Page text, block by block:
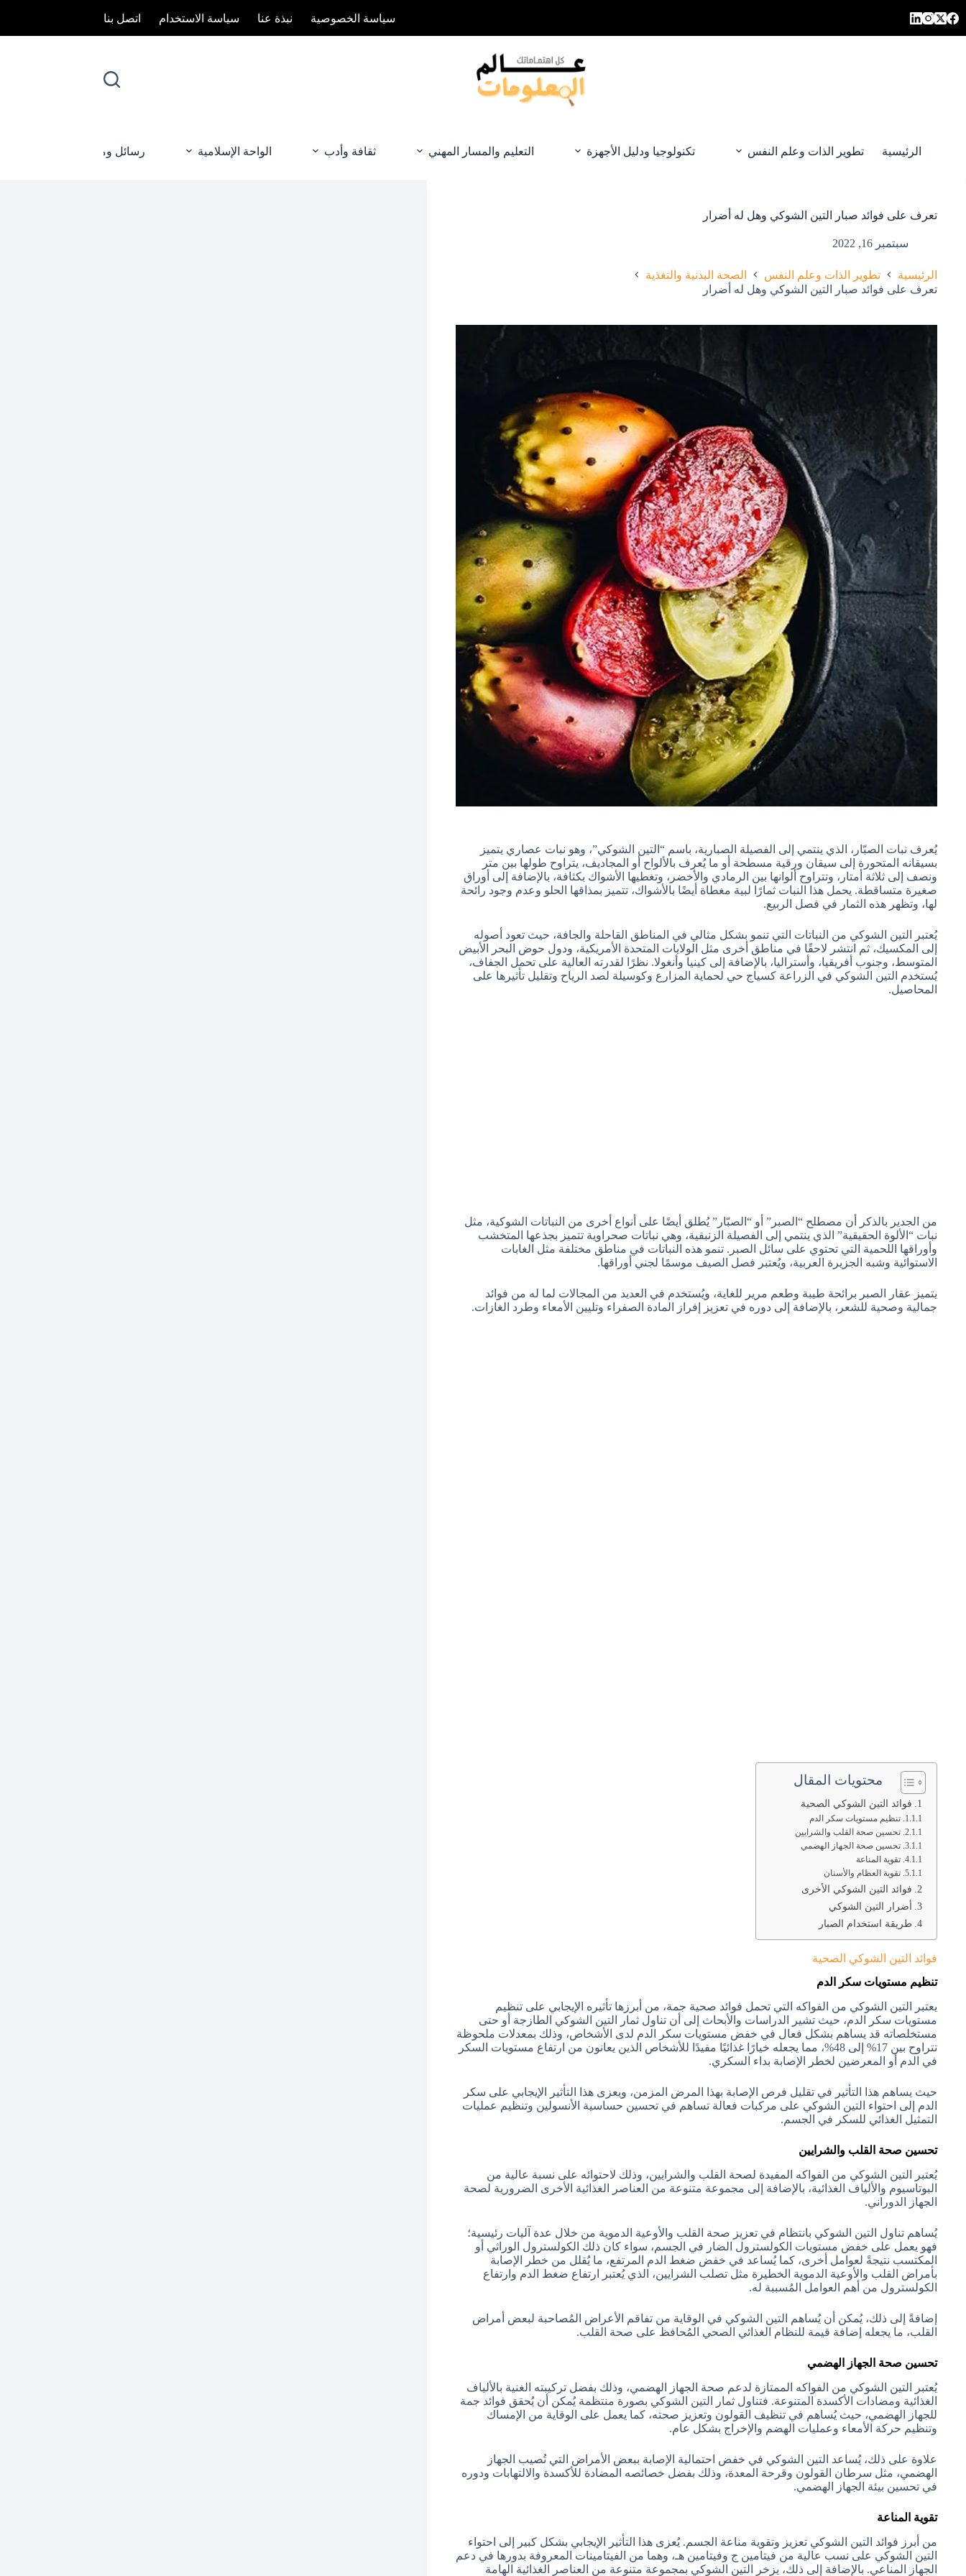
إلى
المحتوى
سياسة الخصوصية نبذة عنا سياسة الاستخدام اتصل بنا
الرئيسية تطوير الذات وعلم النفس تكنولوجيا ودليل الأجهزة التعليم والمسار المهني ثقافة وأدب الواحة الإسلامية رسائل ومناسبات
تعرف على فوائد صبار التين الشوكي وهل له أضرار
سبتمبر 16, 2022
الرئيسية تطوير الذات وعلم النفس
الصحة البدنية والتغذية
تعرف على فوائد صبار التين الشوكي وهل له أضرار
يُعرف نبات الصبّار، الذي ينتمي إلى الفصيلة الصبارية، باسم “التين الشوكي”، وهو نبات عصاري يتميز
بسيقانه المتحورة إلى سيقان ورقية مسطحة أو ما يُعرف بالألواح أو المجاديف، يتراوح طولها بين متر
ونصف إلى ثلاثة أمتار، وتتراوح ألوانها بين الرمادي والأخضر، وتغطيها الأشواك بكثافة، بالإضافة إلى أوراق
صغيرة متساقطة. يحمل هذا النبات ثمارًا لبية مغطاة أيضًا بالأشواك، تتميز بمذاقها الحلو وعدم وجود رائحة
لها، وتظهر هذه الثمار في فصل الربيع.
يُعتبر التين الشوكي من النباتات التي تنمو بشكل مثالي في المناطق القاحلة والجافة، حيث تعود أصوله
إلى المكسيك، ثم انتشر لاحقًا في مناطق أخرى مثل الولايات المتحدة الأمريكية، ودول حوض البحر الأبيض
المتوسط، وجنوب أفريقيا، وأستراليا، بالإضافة إلى كينيا وأنغولا. نظرًا لقدرته العالية على تحمل الجفاف،
يُستخدم التين الشوكي في الزراعة كسياج حي لحماية المزارع وكوسيلة لصد الرياح وتقليل تأثيرها على
المحاصيل.
من الجدير بالذكر أن مصطلح “الصبر” أو “الصبّار” يُطلق أيضًا على أنواع أخرى من النباتات الشوكية، مثل
نبات “الألوة الحقيقية” الذي ينتمي إلى الفصيلة الزنبقية، وهي نباتات صحراوية تتميز بجذعها المتخشب
وأوراقها اللحمية التي تحتوي على سائل الصبر. تنمو هذه النباتات في مناطق مختلفة مثل الغابات
الاستوائية وشبه الجزيرة العربية، ويُعتبر فصل الصيف موسمًا لجني أوراقها.
يتميز عقار الصبر برائحة طيبة وطعم مرير للغاية، ويُستخدم في العديد من المجالات لما له من فوائد
جمالية وصحية للشعر، بالإضافة إلى دوره في تعزيز إفراز المادة الصفراء وتليين الأمعاء وطرد الغازات.
محتويات المقال
فوائد التين الشوكي الصحية
تنظيم مستويات سكر الدم
تحسين صحة القلب والشرايين
تحسين صحة الجهاز الهضمي
تقوية المناعة
تقوية العظام والأسنان
فوائد التين الشوكي الأخرى
أضرار التين الشوكي
طريقة استخدام الصبار
فوائد التين الشوكي الصحية
تنظيم مستويات سكر الدم
يعتبر التين الشوكي من الفواكه التي تحمل فوائد صحية جمة، من أبرزها تأثيره الإيجابي على تنظيم
مستويات سكر الدم، حيث تشير الدراسات والأبحاث إلى أن تناول ثمار التين الشوكي الطازجة أو حتى
مستخلصاته قد يساهم بشكل فعال في خفض مستويات سكر الدم لدى الأشخاص، وذلك بمعدلات ملحوظة
تتراوح بين 17% إلى 48%، مما يجعله خيارًا غذائيًا مفيدًا للأشخاص الذين يعانون من ارتفاع مستويات السكر
في الدم أو المعرضين لخطر الإصابة بداء السكري.
حيث يساهم هذا التأثير في تقليل فرص الإصابة بهذا المرض المزمن، ويعزى هذا التأثير الإيجابي على سكر
الدم إلى احتواء التين الشوكي على مركبات فعالة تساهم في تحسين حساسية الأنسولين وتنظيم عمليات
التمثيل الغذائي للسكر في الجسم.
تحسين صحة القلب والشرايين
يُعتبر التين الشوكي من الفواكه المفيدة لصحة القلب والشرايين، وذلك لاحتوائه على نسبة عالية من
البوتاسيوم والألياف الغذائية، بالإضافة إلى مجموعة متنوعة من العناصر الغذائية الأخرى الضرورية لصحة
الجهاز الدوراني.
يُساهم تناول التين الشوكي بانتظام في تعزيز صحة القلب والأوعية الدموية من خلال عدة آليات رئيسية؛
فهو يعمل على خفض مستويات الكولسترول الضار في الجسم، سواء كان ذلك الكولسترول الوراثي أو
المكتسب نتيجةً لعوامل أخرى، كما يُساعد في خفض ضغط الدم المرتفع، ما يُقلل من خطر الإصابة
بأمراض القلب والأوعية الدموية الخطيرة مثل تصلب الشرايين، الذي يُعتبر ارتفاع ضغط الدم وارتفاع
الكولسترول من أهم العوامل المُسببة له.
إضافةً إلى ذلك، يُمكن أن يُساهم التين الشوكي في الوقاية من تفاقم الأعراض المُصاحبة لبعض أمراض
القلب، ما يجعله إضافة قيمة للنظام الغذائي الصحي المُحافظ على صحة القلب.
تحسين صحة الجهاز الهضمي
يُعتبر التين الشوكي من الفواكه الممتازة لدعم صحة الجهاز الهضمي، وذلك بفضل تركيبته الغنية بالألياف
الغذائية ومضادات الأكسدة المتنوعة. فتناول ثمار التين الشوكي بصورة منتظمة يُمكن أن يُحقق فوائد جمة
للجهاز الهضمي، حيث يُساهم في تنظيف القولون وتعزيز صحته، كما يعمل على الوقاية من الإمساك
وتنظيم حركة الأمعاء وعمليات الهضم والإخراج بشكل عام.
علاوة على ذلك، يُساعد التين الشوكي في خفض احتمالية الإصابة ببعض الأمراض التي تُصيب الجهاز
الهضمي، مثل سرطان القولون وقرحة المعدة، وذلك بفضل خصائصه المضادة للأكسدة والالتهابات ودوره
في تحسين بيئة الجهاز الهضمي.
تقوية المناعة
من أبرز فوائد التين الشوكي تعزيز وتقوية مناعة الجسم. يُعزى هذا التأثير الإيجابي بشكل كبير إلى احتواء
التين الشوكي على نسب عالية من فيتامين ج وفيتامين هـ، وهما من الفيتامينات المعروفة بدورها في دعم
الجهاز المناعي. بالإضافة إلى ذلك، يزخر التين الشوكي بمجموعة متنوعة من العناصر الغذائية الهامة